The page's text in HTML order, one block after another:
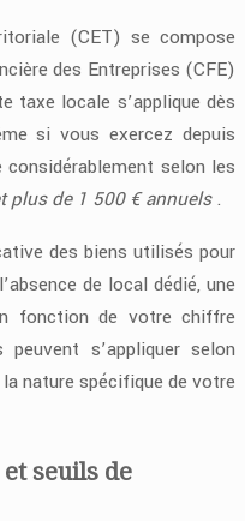
(CET) se compose
des Entreprises (CFE)
taxe locale s’applique dès
si vous exercez depuis
selon les
plus de 1 500 € annuels.
des biens utilisés pour
de local dédié, une
fonction de votre chiffre
s’appliquer selon
nature spécifique de votre
seuils de